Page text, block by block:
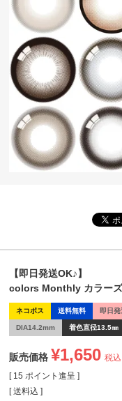
【即日発送OK♪】
colors Monthly カラーズ
ネコポス 送料無料 即日発
DIA14.2mm 着色直径13.5㎜
販売価格 ¥1,650 税込
[ 15 ポイント進呈 ]
送料込